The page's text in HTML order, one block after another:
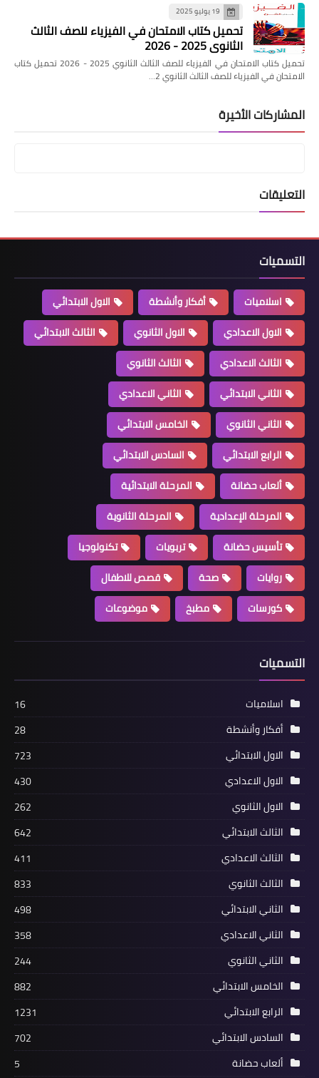
19 يوليو 2025
تحميل كتاب الامتحان في الفيزياء للصف الثالث
الثانوي 2025 - 2026
تحميل كتاب الامتحان في الفيزياء للصف الثالث الثانوي 2025 - 2026 تحميل كتاب
الامتحان في الفيزياء للصف الثالث الثانوي 2…
المشاركات الأخيرة
التعليقات
التسميات
اسلاميات أفكار وأنشطة
الاول الابتدائي
الاول الاعدادي
الاول الثانوي
الثالث الابتدائي
الثالث الاعدادي
الثالث الثانوي
الثاني الابتدائي
الثاني الاعدادي
الثاني الثانوي
الخامس الابتدائي
الرابع الابتدائي
السادس الابتدائي
ألعاب حضانة
المرحلة الابتدائية
المرحلة الإعدادية
المرحلة الثانوية
تأسيس حضانة
تربويات
تكنولوجيا
روايات
صحة
قصص للاطفال
كورسات
مطبخ موضوعات
التسميات
اسلاميات
16
أفكار وأنشطة
28
الاول الابتدائي
723
الاول الاعدادي
430
الاول الثانوي
262
الثالث الابتدائي
642
الثالث الاعدادي
411
الثالث الثانوي
833
الثاني الابتدائي
498
الثاني الاعدادي
358
الثاني الثانوي
244
الخامس الابتدائي
882
الرابع الابتدائي
1231
السادس الابتدائي
702
ألعاب حضانة
5